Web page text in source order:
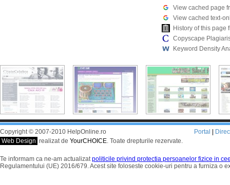
View cached page
View cached text-
History of this page
Copyscape
Keyword Density
Copyright © 2007-2010 HelpOnline.ro
Web Design realizat de YourCHOICE. Toate drepturile rezervate.
Portal
Te informam ca ne-am actualizatpoliticile privind protectia persoanelor fizice in
Regulamentului (UE) 2016/679. Acest site foloseste cookie-uri pentru a furniza o